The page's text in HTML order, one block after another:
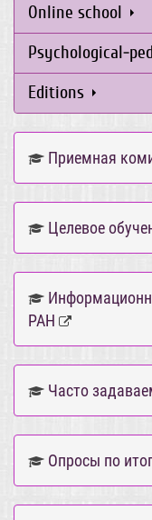
Online school
Psychological-
Editions
Приемная
Целевое
РАН
Часто
Опросы по